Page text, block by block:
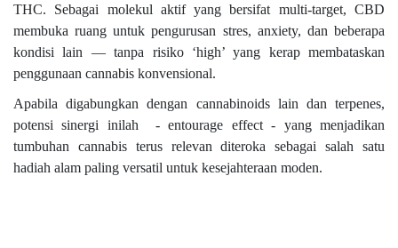
THC. Sebagai molekul aktif yang bersifat multi-target, CBD
membuka ruang untuk pengurusan stres, anxiety, dan beberapa
kondisi lain — tanpa risiko ‘high’ yang kerap membataskan
penggunaan cannabis konvensional.
Apabila digabungkan dengan cannabinoids lain dan terpenes,
potensi sinergi inilah - entourage effect - yang menjadikan
tumbuhan cannabis terus relevan diteroka sebagai salah satu
hadiah alam paling versatil untuk kesejahteraan moden.